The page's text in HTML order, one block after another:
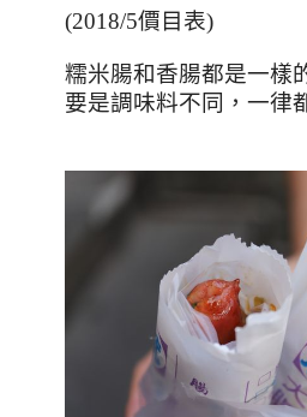
(2018/5價目表)
糯米腸和香腸都是一樣
要是調味料不同，一律